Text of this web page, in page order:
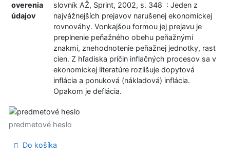
overenia
údajov
slovník AŽ, Sprint, 2002, s. 348 : Jeden z
najvážnejších prejavov narušenej ekonomickej
rovnováhy. Vonkajšou formou jej prejavu je
preplnenie peňažného obehu peňažnými
znakmi, znehodnotenie peňažnej jednotky, rast
cien. Z hľadiska príčin inflačných procesov sa v
ekonomickej literatúre rozlišuje dopytová
inflácia a ponuková (nákladová) inflácia.
Opakom je deflácia.
predmetové heslo
Do košíka